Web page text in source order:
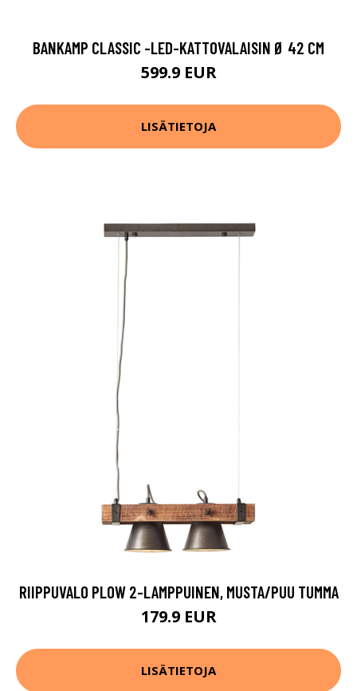
BANKAMP CLASSIC -LED-KATTOVALAISIN Ø 42 CM
599.9 EUR
LISÄTIETOJA
RIIPPUVALO PLOW 2-LAMPPUINEN, MUSTA/PUU TUMMA
179.9 EUR
LISÄTIETOJA